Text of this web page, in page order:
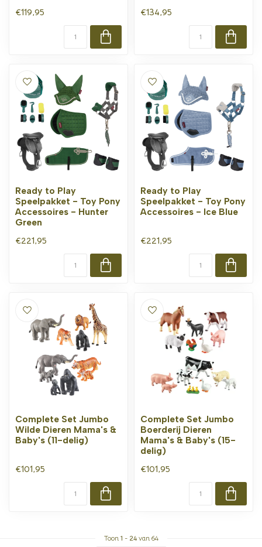
€119,95
€134,95
Ready to Play
Speelpakket - Toy Pony
Accessoires - Hunter
Green
€221,95
Ready to Play
Speelpakket - Toy Pony
Accessoires - Ice Blue
€221,95
Complete Set Jumbo
Wilde Dieren Mama's &
Baby's (11-delig)
€101,95
Complete Set Jumbo
Boerderij Dieren
Mama's & Baby's (15-
delig)
€101,95
Toon 1 - 24van 64